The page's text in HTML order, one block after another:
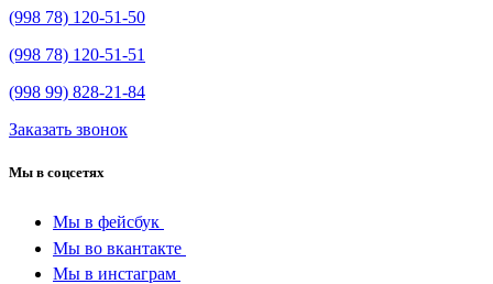
(998 78) 120-51-50
(998 78) 120-51-51
(998 99) 828-21-84
Заказать звонок
Мы в соцсетях
Мы в фейсбук
Мы во вкантакте
Мы в инстаграм